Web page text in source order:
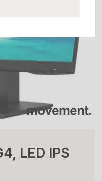
LED IPS